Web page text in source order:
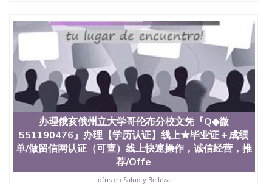
名综合性公立大学，它以极高的就业率，全美名列前
茅的毕业薪资，浓厚的多元化学术氛围，杰出的本科
教育质量，被《福克斯》杂志评选为全美50强公立综
合性大学，每年有来自世界各地的成百上千的海外学
生前往求学。 至今，这是一所在世界上享有学术地
位、声誉、实习机会和影响力的高等教育机构，并获
誉为美国本科教育质量的核心代表。其计算机系与会
计系更是在当今美国大学教学排名中表现优异。其毕
业生大多可以在其所处地域的世界硅谷中心得到工作
机会。许多硅谷公司甚至在学生大三和大四的学期提
供许多相应科系的实习机会。无论是加州大学系统
(UC)，还是加州州立大学系统(CSU), 圣何塞州立大学
都占据着加州所有大学中的地理位置。 圣何塞州立大
学座落于硅谷(Silicon Valley), 于附近的旧金山-圣何塞
办理俄亥俄州立大学哥伦布分校文凭『Q◆微
551190476』办理【学历认证】线上★毕业证＋成绩
单/做留信网认证（可查）线上快速操作，诚信经营，推
荐/Offe
dfnsen Salud y Belleza